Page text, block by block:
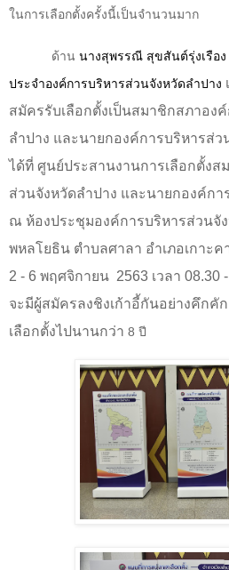
ในการเลือกตั้งครั้งนี้เป็นจำนวนมาก
ด้าน นางสุพรรณี สุขสันต์รุ่งเรือง
ประจำองค์การบริหารส่วนจังหวัดลำปาง
สมัครรับเลือกตั้งเป็นสมาชิกสภาอง
ลำปาง และนายกองค์การบริหารส่ว
ได้ที่ ศูนย์ประสานงานการเลือกตั้งส
ส่วนจังหวัดลำปาง และนายกองค์กา
ณ ห้องประชุมองค์การบริหารส่วนจั
พหลโยธิน ตำบลศาลา อำเภอเกาะ
2 - 6 พฤศจิกายน 2563 เวลา
จะมีผู้สมัครลงชิงเก้าอี้กันอย่างคึกคั
เลือกตั้งไปนานกว่า 8 ปี